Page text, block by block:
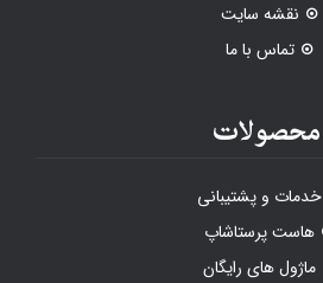
نقشه سایت
تماس با ما
محصولات
خدمات و پشتیبانی
هاست پرستاشاپ
ماژول های رایگان